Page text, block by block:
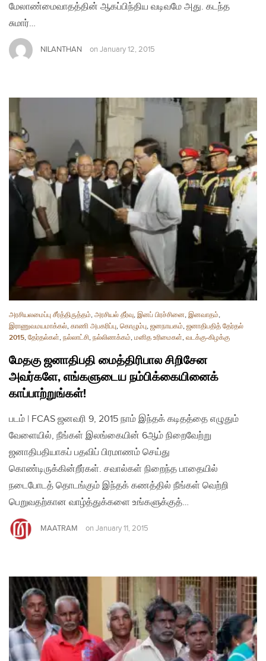
மேலாண்மைவாதத்தின் ஆகப்பிந்திய வடிவமே அது. கடந்த
சுமார்…
NILANTHAN on January 12, 2015
அரசியலமைப்பு சீர்த்திருத்தம், அரசியல் தீர்வு, இனப் பிரச்சினை, இனவாதம்,
இராணுவமயமாக்கல், காணி அபகரிப்பு, கொழும்பு, ஜனநாயகம், ஜனாதிபதித் தேர்தல்
2015, தேர்தல்கள், நல்லாட்சி, நல்லிணக்கம், மனித உரிமைகள், வடக்கு-கிழக்கு
மேதகு ஜனாதிபதி மைத்திரிபால சிறிசேன
அவர்களே, எங்களுடைய நம்பிக்கையினைக்
காப்பாற்றுங்கள்!
படம் | FCAS ஜனவரி 9, 2015 நாம் இந்தக் கடிதத்தை எழுதும்
வேளையில், நீங்கள் இலங்கையின் 6ஆம் நிறைவேற்று
ஜனாதிபதியாகப் பதவிப் பிரமாணம் செய்து
கொண்டிருக்கின்றீர்கள். சவால்கள் நிறைந்த பாதையில்
நடைபோடத் தொடங்கும் இந்தக் கணத்தில் நீங்கள் வெற்றி
பெறுவதற்கான வாழ்த்துக்களை உங்களுக்குத்…
MAATRAM on January 11, 2015